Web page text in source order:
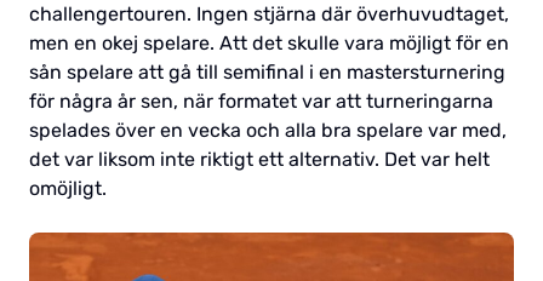
challengertouren. Ingen stjärna där överhuvudtaget,
men en okej spelare. Att det skulle vara möjligt för en
sån spelare att gå till semifinal i en mastersturnering
för några år sen, när formatet var att turneringarna
spelades över en vecka och alla bra spelare var med,
det var liksom inte riktigt ett alternativ. Det var helt
omöjligt.